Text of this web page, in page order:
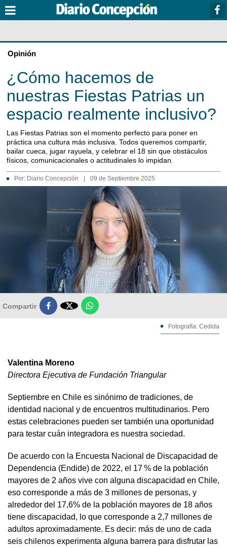
Opinión
¿Cómo hacemos de
nuestras Fiestas Patrias un
espacio realmente inclusivo?
Las Fiestas Patrias son el momento perfecto para poner en
práctica una cultura más inclusiva. Todos queremos compartir,
bailar cueca, jugar rayuela, y celebrar el 18 sin que obstáculos
físicos, comunicacionales o actitudinales lo impidan.
Por: Diario Concepción 09 de Septiembre 2025
Compartir 
Fotografía: Cedida
Valentina Moreno
Directora Ejecutiva de Fundación Triangular
Septiembre en Chile es sinónimo de tradiciones, de
identidad nacional y de encuentros multitudinarios. Pero
estas celebraciones pueden ser también una oportunidad
para testar cuán integradora es nuestra sociedad.
De acuerdo con la Encuesta Nacional de Discapacidad de
Dependencia (Endide) de 2022, el 17 % de la población
mayores de 2 años vive con alguna discapacidad en Chile,
eso corresponde a más de 3 millones de personas, y
alrededor del 17,6% de la población mayores de 18 años
tiene discapacidad, lo que corresponde a 2,7 millones de
adultos aproximadamente. Es decir: más de uno de cada
seis chilenos experimenta alguna barrera para disfrutar las